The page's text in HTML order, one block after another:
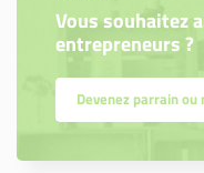
Vous souhaitez
entrepreneurs ?
Devenez parrain ou